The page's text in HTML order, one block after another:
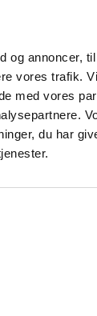
og annoncer,
vores trafik.
med vores
du har